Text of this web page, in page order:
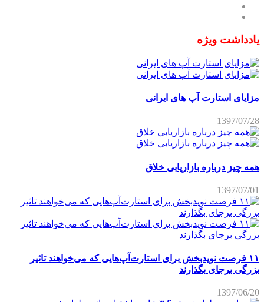
یادداشت ویژه
مزایای استارت آپ های ایرانی
1397/07/28
همه چیز درباره بازاریابی خلاق
1397/07/01
۱۱ فرصت نویدبخش برای استارت‌آپ‌هایی که می‌خواهند تاثیر
بزرگی برجای بگذارند
1397/06/20